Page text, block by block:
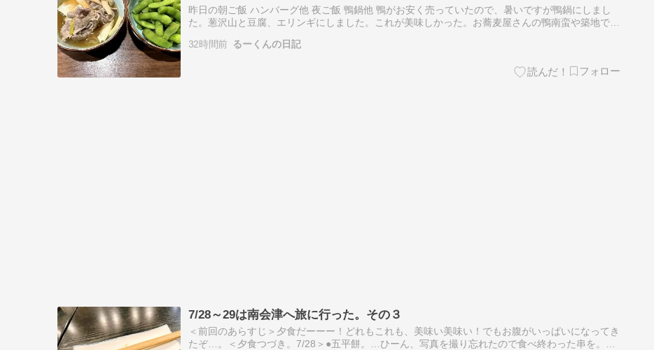
昨日の朝ご飯 ハンバーグ他 夜ご飯 鴨鍋他 鴨がお安く売っていたので、暑いですが鴨鍋にしまし
た。葱沢山と豆腐、エリンギにしました。これが美味しかった。お蕎麦屋さんの鴨南蛮や築地で買
32時間前 るーくんの日記
7/28～29は南会津へ旅に行った。その３
＜前回のあらすじ＞夕食だーーー！どれもこれも、美味い美味い！でもお腹がいっぱいになってき
たぞ…。＜夕食つづき。7/28＞●五平餅。…ひーん、写真を撮り忘れたので食べ終わった串を。ご